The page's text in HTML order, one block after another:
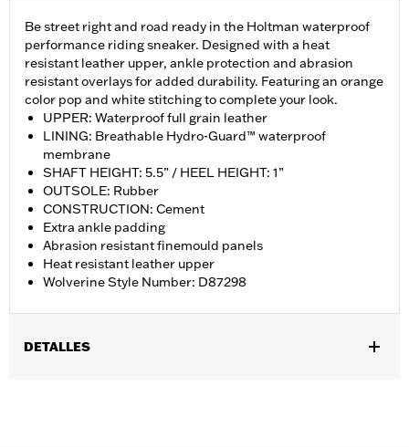
Be street right and road ready in the Holtman waterproof
performance riding sneaker. Designed with a heat
resistant leather upper, ankle protection and abrasion
resistant overlays for added durability. Featuring an orange
color pop and white stitching to complete your look.
UPPER: Waterproof full grain leather
LINING: Breathable Hydro-Guard™ waterproof
membrane
SHAFT HEIGHT: 5.5” / HEEL HEIGHT: 1”
OUTSOLE: Rubber
CONSTRUCTION: Cement
Extra ankle padding
Abrasion resistant finemould panels
Heat resistant leather upper
Wolverine Style Number: D87298
DETALLES